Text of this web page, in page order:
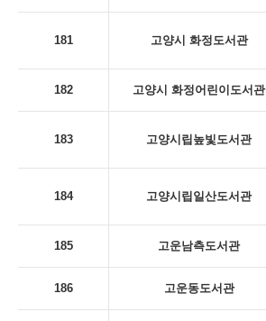
181 고양시 화정도서관
182 고양시 화정어린이도서관
183 고양시립높빛도서관
184 고양시립일산도서관
185 고운남측도서관
186 고운동도서관